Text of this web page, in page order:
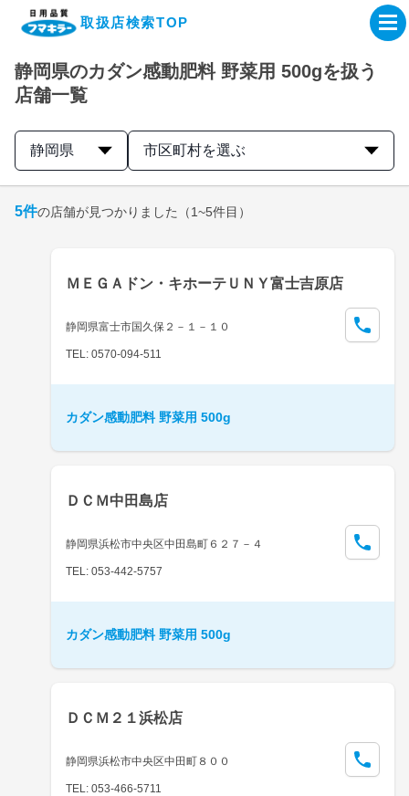
取扱店検索TOP
企業・IR情報サイト
製品情報サイト
取扱店検索はこちら
静岡県のカダン感動肥料 野菜用 500gを扱う
店舗一覧
静岡県 市区町村を選ぶ
5件の店舗が見つかりました （1~5件目）
ＭＥＧＡドン・キホーテＵＮＹ富士吉原店
静岡県富士市国久保２－１－１０
TEL: 0570-094-511
カダン感動肥料 野菜用 500g
ＤＣＭ中田島店
静岡県浜松市中央区中田島町６２７－４
TEL: 053-442-5757
カダン感動肥料 野菜用 500g
ＤＣＭ２１浜松店
静岡県浜松市中央区中田町８００
TEL: 053-466-5711